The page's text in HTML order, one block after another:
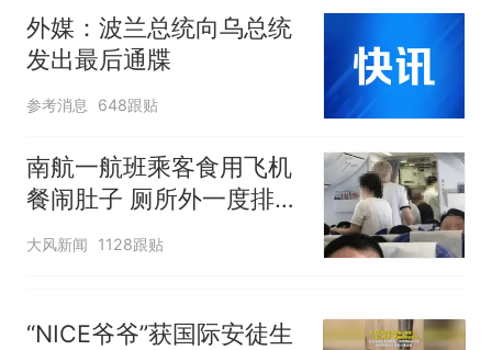
外媒：波兰总统向乌总统
发出最后通牒
参考消息 648跟贴
南航一航班乘客食用飞机
餐闹肚子 厕所外一度排长
队
大风新闻 1128跟贴
“NICE爷爷”获国际安徒生